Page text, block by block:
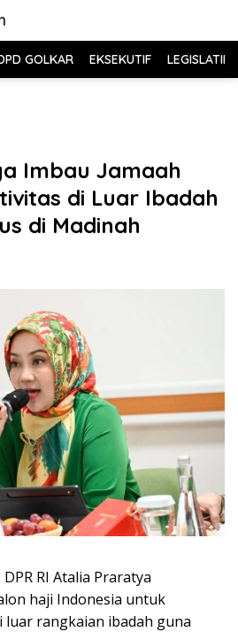
GOLKAR EKSEKUTIF LEGISLATIF
Imbau Jamaah
di Luar Ibadah
di Madinah
RI Atalia Praratya
haji Indonesia untuk
luar rangkaian ibadah guna